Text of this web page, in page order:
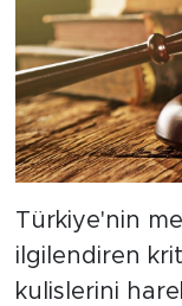
Türkiye'nin
ilgilendiren
kulislerini
KADIN
SAĞLIK
SİYASET
FOTO